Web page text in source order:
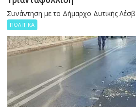
Συνάντηση με το Δήμαρχο Δυτικής
ΠΟΛΙΤΙΚΑ